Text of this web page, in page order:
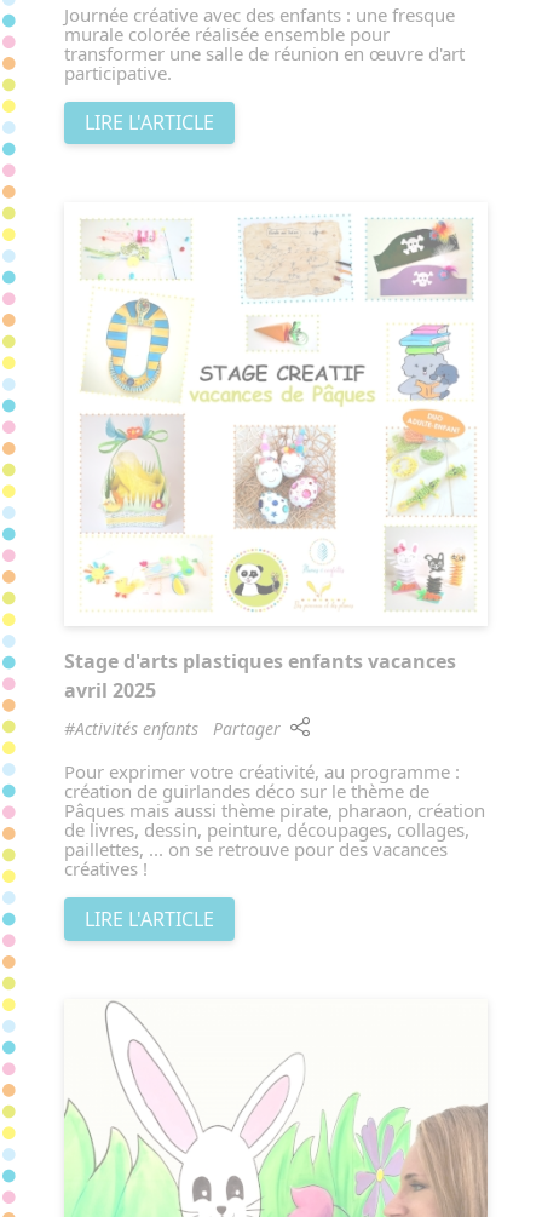
Journée créative avec des enfants : une fresque
murale colorée réalisée ensemble pour
transformer une salle de réunion en œuvre d'art
participative.
LIRE L'ARTICLE
Stage d'arts plastiques enfants vacances
avril 2025
#Activités enfants Partager
Pour exprimer votre créativité, au programme :
création de guirlandes déco sur le thème de
Pâques mais aussi thème pirate, pharaon, création
de livres, dessin, peinture, découpages, collages,
paillettes, ... on se retrouve pour des vacances
créatives !
LIRE L'ARTICLE